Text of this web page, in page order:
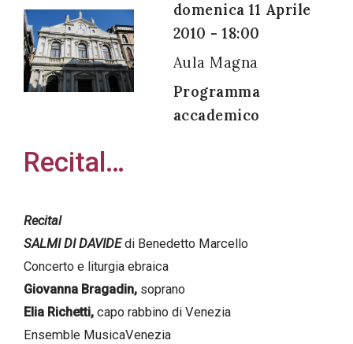
domenica 11 Aprile
2010 - 18:00
Aula Magna
Programma
accademico
Recital…
Recital
SALMI DI DAVIDEdi Benedetto Marcello
Concerto e liturgia ebraica
Giovanna Bragadin, soprano
Elia Richetti, capo rabbino di Venezia
Ensemble MusicaVenezia
newsletter:
Acconsento
miei dati
personali in
accordo
con il
decreto
legislativo